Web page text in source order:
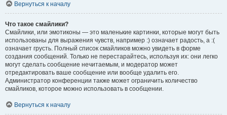
Вернуться к началу
Что такое смайлики?
Смайлики, или эмотиконы — это маленькие картинки, которые могут быть
использованы для выражения чувств, например :) означает радость, а :(
означает грусть. Полный список смайликов можно увидеть в форме
создания сообщений. Только не перестарайтесь, используя их: они легко
могут сделать сообщение нечитаемым, и модератор может
отредактировать ваше сообщение или вообще удалить его.
Администратор конференции также может ограничить количество
смайликов, которое можно использовать в сообщении.
Вернуться к началу